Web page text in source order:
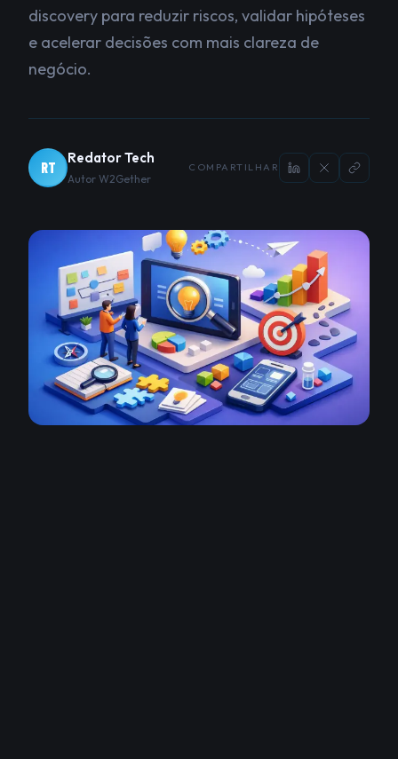
discovery para reduzir riscos, validar hipóteses
e acelerar decisões com mais clareza de
negócio.
RT
Redator Tech
Autor W2Gether
COMPARTILHAR